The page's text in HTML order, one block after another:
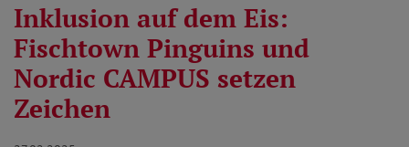
Inklusion auf dem Eis:
Fischtown Pinguins und
Nordic CAMPUS setzen
Zeichen